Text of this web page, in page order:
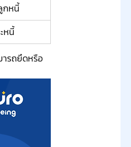
กหนี้
หนี้
รถยึดหรือ